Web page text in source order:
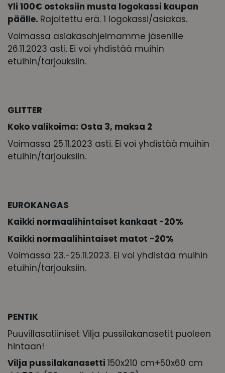
Yli 100€ ostoksiin musta logokassi kaupan
päälle. Rajoitettu erä. 1 logokassi/asiakas.
Voimassa asiakasohjelmamme jäsenille
26.11.2023 asti. Ei voi yhdistää muihin
etuihin/tarjouksiin.
GLITTER
Koko valikoima: Osta 3, maksa 2
Voimassa 25.11.2023 asti. Ei voi yhdistää muihin
etuihin/tarjouksiin.
EUROKANGAS
Kaikki normaalihintaiset kankaat -20%
Kaikki normaalihintaiset matot -20%
Voimassa 23.-25.11.2023. Ei voi yhdistää muihin
etuihin/tarjouksiin.
PENTIK
Puuvillasatiiniset Vilja pussilakanasetit puoleen
hintaan!
Vilja pussilakanasetti 150x210 cm+50x60 cm